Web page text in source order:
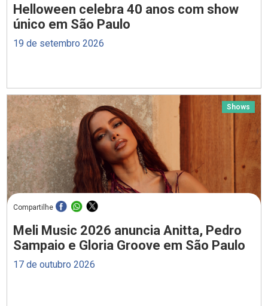
Helloween celebra 40 anos com show
único em São Paulo
19 de setembro 2026
Shows
Compartilhe
Meli Music 2026 anuncia Anitta, Pedro
Sampaio e Gloria Groove em São Paulo
17 de outubro 2026